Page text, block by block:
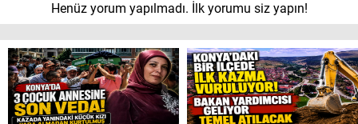
Henüz yorum yapılmadı. İlk yorumu siz yapın!